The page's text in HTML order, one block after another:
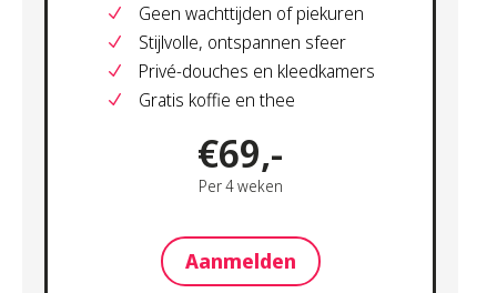
Geen wachttijden of piekuren
Stijlvolle, ontspannen sfeer
Privé-douches en kleedkamers
Gratis koffie en thee
€69,-
Per 4 weken
Aanmelden